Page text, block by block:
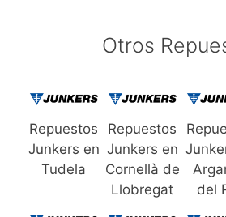
Otros
Repuestos
Junkers en
Tudela
Repuestos
Junkers en
Cornellà de
Llobregat
del